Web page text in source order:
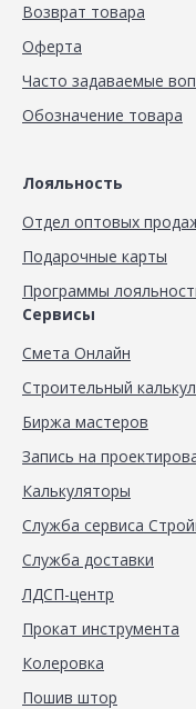
Возврат товара
Оферта
Часто задаваемые
Обозначение товара
Лояльность
Отдел оптовых
Подарочные карты
Программы
Сервисы
Смета Онлайн
Строительный
Биржа мастеров
Запись на
Калькуляторы
Служба сервиса
Служба доставки
ЛДСП-центр
Прокат инструмента
Колеровка
Пошив штор